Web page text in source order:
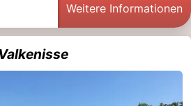
Weitere Informationen